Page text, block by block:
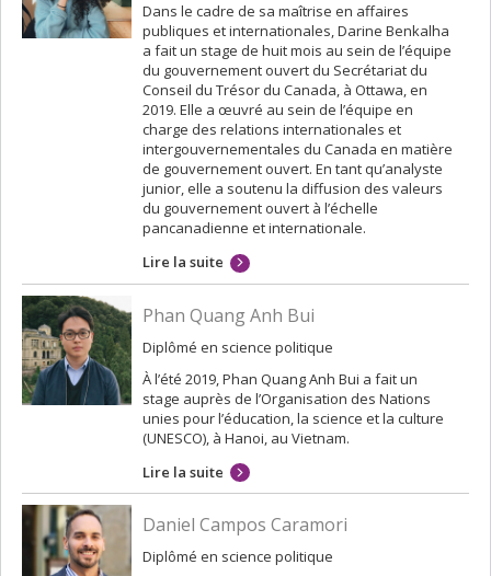
Dans le cadre de sa maîtrise en affaires
publiques et internationales, Darine Benkalha
a fait un stage de huit mois au sein de l’équipe
du gouvernement ouvert du Secrétariat du
Conseil du Trésor du Canada, à Ottawa, en
2019. Elle a œuvré au sein de l’équipe en
charge des relations internationales et
intergouvernementales du Canada en matière
de gouvernement ouvert. En tant qu’analyste
junior, elle a soutenu la diffusion des valeurs
du gouvernement ouvert à l’échelle
pancanadienne et internationale.
Lire la suite
Phan Quang Anh Bui
Diplômé en science politique
À l’été 2019, Phan Quang Anh Bui a fait un
stage auprès de l’Organisation des Nations
unies pour l’éducation, la science et la culture
(UNESCO), à Hanoi, au Vietnam.
Lire la suite
Daniel Campos Caramori
Diplômé en science politique